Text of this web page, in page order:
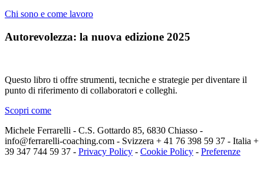
Chi sono e come lavoro
Autorevolezza: la nuova edizione 2025
Questo libro ti offre strumenti, tecniche e strategie per diventare il
punto di riferimento di collaboratori e colleghi.
Scopri come
Michele Ferrarelli - C.S. Gottardo 85, 6830 Chiasso -
info@ferrarelli-coaching.com - Svizzera + 41 76 398 59 37 - Italia +
39 347 744 59 37 - Privacy Policy - Cookie Policy - Preferenze